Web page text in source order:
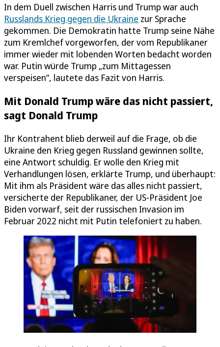
In dem Duell zwischen Harris und Trump war auch
Russlands Krieg gegen die Ukraine zur Sprache
gekommen. Die Demokratin hatte Trump seine Nähe
zum Kremlchef vorgeworfen, der vom Republikaner
immer wieder mit lobenden Worten bedacht worden
war. Putin würde Trump „zum Mittagessen
verspeisen“, lautete das Fazit von Harris.
Mit Donald Trump wäre das nicht passiert,
sagt Donald Trump
Ihr Kontrahent blieb derweil auf die Frage, ob die
Ukraine den Krieg gegen Russland gewinnen sollte,
eine Antwort schuldig. Er wolle den Krieg mit
Verhandlungen lösen, erklärte Trump, und überhaupt:
Mit ihm als Präsident wäre das alles nicht passiert,
versicherte der Republikaner, der US-Präsident Joe
Biden vorwarf, seit der russischen Invasion im
Februar 2022 nicht mit Putin telefoniert zu haben.